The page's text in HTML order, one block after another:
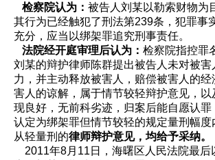
检察院认为： 被告人刘某以勒索财物为
其行为已经触犯了刑法第239条，犯罪事
充分，应当以绑架罪追究刑事责任。
法院经开庭审理后认为： 检察院指控罪
刘某的辩护律师陈群提出被告人未对被害
力，并主动释放被害人，赔偿被害人的经
害人的谅解，属于情节较轻辩护意见，以
现良好，无前科劣迹，归案后能自愿认罪
认定为绑架罪但情节较轻的规定量刑幅
从轻量刑的律师辩护意见，均给予采纳。
2011年8月11日，海曙区人民法院最后